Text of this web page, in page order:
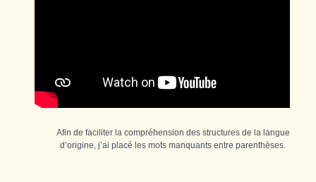
Afin de faciliter la compréhension des structures de la langue
d’origine, j’ai placé les mots manquants entre parenthèses.